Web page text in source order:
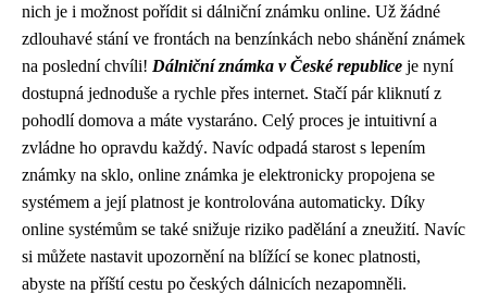
nich je i možnost pořídit si dálniční známku online. Už žádné
zdlouhavé stání ve frontách na benzínkách nebo shánění známek
na poslední chvíli! Dálniční známka v České republice je nyní
dostupná jednoduše a rychle přes internet. Stačí pár kliknutí z
pohodlí domova a máte vystaráno. Celý proces je intuitivní a
zvládne ho opravdu každý. Navíc odpadá starost s lepením
známky na sklo, online známka je elektronicky propojena se
systémem a její platnost je kontrolována automaticky. Díky
online systémům se také snižuje riziko padělání a zneužití. Navíc
si můžete nastavit upozornění na blížící se konec platnosti,
abyste na příští cestu po českých dálnicích nezapomněli.